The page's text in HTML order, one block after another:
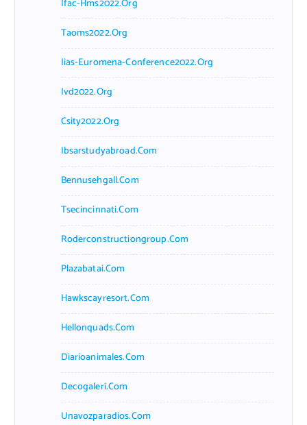
Ifac-Hms2022.org
Taoms2022.org
Iias-Euromena-Conference2022.org
Ivd2022.org
Csity2022.org
Ibsarstudyabroad.com
Bennusehgall.com
Tsecincinnati.com
Roderconstructiongroup.com
Plazabatai.com
Hawkscayresort.com
Hellonquads.com
Diarioanimales.com
Decogaleri.com
Unavozparadios.com